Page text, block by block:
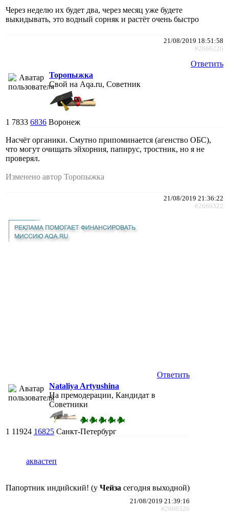
Через неделю их будет два, через месяц уже будете
выкидывать, это водный сорняк и растёт очень быстро
21/08/2019 18:51:58
#2666226
Ответить
Торопыжка
Свой на Aqa.ru, Советник
1 7833 6836 Воронеж
Насчёт органики. Смутно припоминается (агенство ОБС),
что могут очищать эйхорния, папирус, тростник, но я не
проверял.
Изменено автор Торопыжка
21/08/2019 21:36:22
#2666322
Ответить
Nataliya Artyushina
На премодерации, Кандидат в
Советники
1 11924 16825 Санкт-Петербург
аквастеп
Папортник индийский! (у Чейза сегодня выходной)
21/08/2019 21:39:16
#2666326